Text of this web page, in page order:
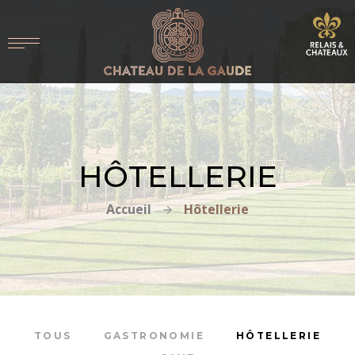
HÔTELLERIE
Accueil Hôtellerie
TOUS GASTRONOMIE
HÔTELLERIE